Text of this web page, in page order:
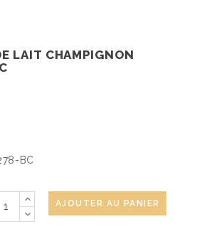
LAIT CHAMPIGNON
BC
AJOUTER AU PANIER